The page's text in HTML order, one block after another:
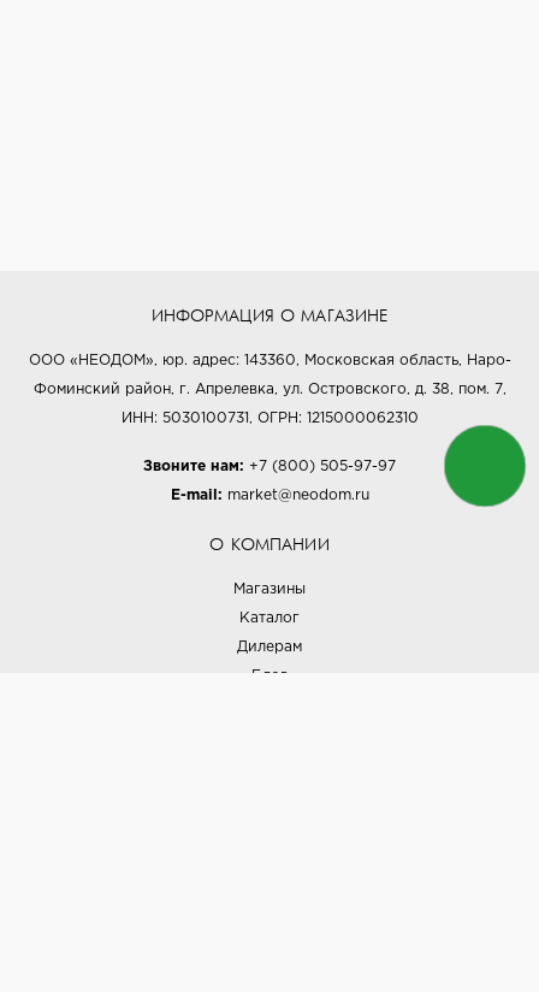
ИНФОРМАЦИЯ О МАГАЗИНЕ
ООО «НЕОДОМ», юр. адрес: 143360, Московская область, Наро-
Фоминский район, г. Апрелевка, ул. Островского, д. 38, пом. 7,
ИНН: 5030100731, ОГРН: 1215000062310
Звоните нам: +7 (800) 505-97-97
E-mail: market@neodom.ru
О КОМПАНИИ
Магазины
Каталог
Дилерам
Блог